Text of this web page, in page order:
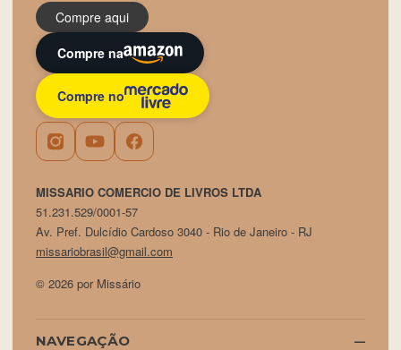
Compre aqui
Compre na
Compre no
MISSARIO COMERCIO DE LIVROS LTDA
51.231.529/0001-57
Av. Pref. Dulcídio Cardoso 3040 - Rio de Janeiro - RJ
missariobrasil@gmail.com
© 2026 por Missário
NAVEGAÇÃO